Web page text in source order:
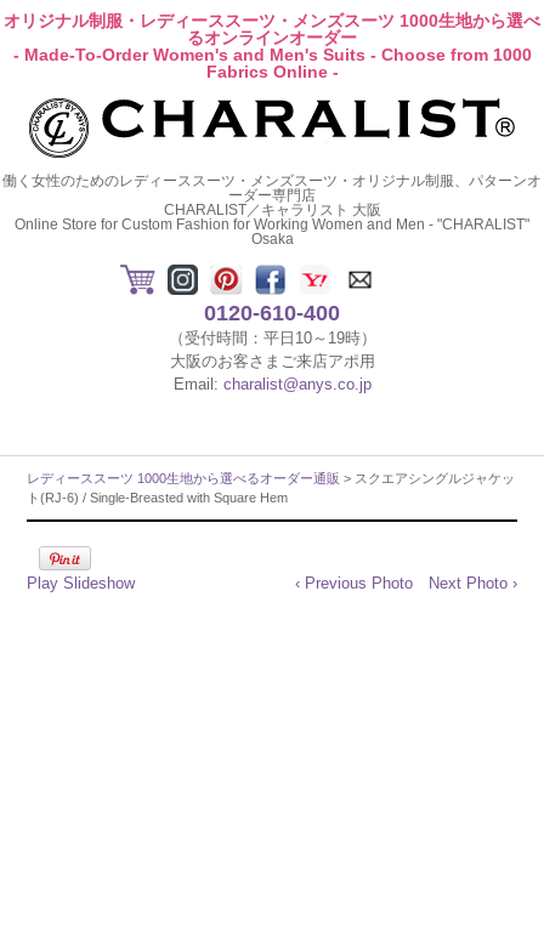
オリジナル制服・レディーススーツ・メンズスーツ 1000生地から選べ
るオンラインオーダー
- Made-To-Order Women's and Men's Suits - Choose from 1000
Fabrics Online -
働く女性のためのレディーススーツ・メンズスーツ・オリジナル制服、パターンオ
ーダー専門店
CHARALIST／キャラリスト 大阪
Online Store for Custom Fashion for Working Women and Men - "CHARALIST"
Osaka
0120-610-400
（受付時間：平日10～19時）
大阪のお客さまご来店アポ用
Email: charalist@anys.co.jp
レディーススーツ 1000生地から選べるオーダー通販 > スクエアシングルジャケッ
ト(RJ-6) / Single-Breasted with Square Hem
Play Slideshow ‹ Previous Photo Next Photo ›